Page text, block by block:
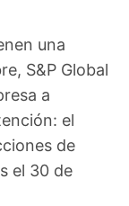
una
S&P Global
a
el
de
el 30 de